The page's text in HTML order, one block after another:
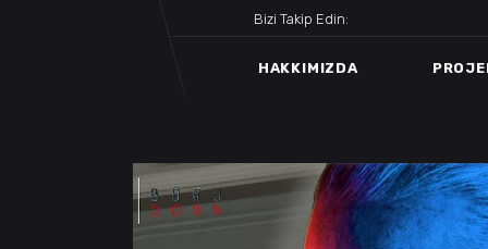
Bizi Takip Edin:
HAKKIMIZDA